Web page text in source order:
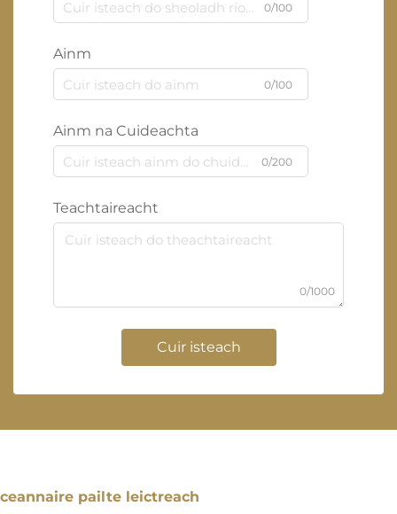
0/100
Ainm
0/100
Ainm na Cuideachta
0/200
Teachtaireacht
0/1000
Cuir isteach
ceannaire pailte leictreach